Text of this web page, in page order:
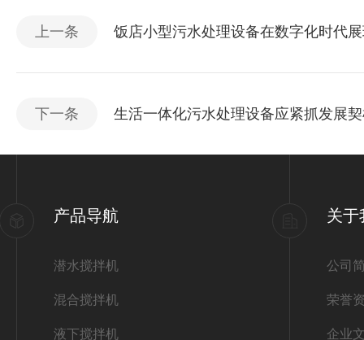
上一条 饭店小型污水处理设备在数字化时代
下一条 生活一体化污水处理设备应紧抓发展
产品导航
潜水搅拌机
混合搅拌机
液下搅拌机
关于
公司
荣誉
企业